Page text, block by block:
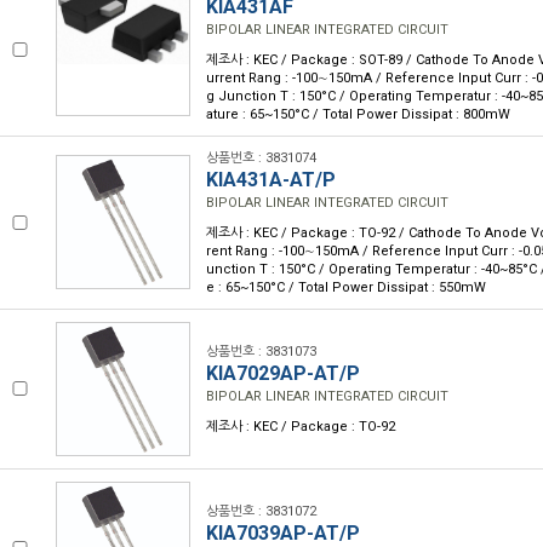
KIA431AF
BIPOLAR LINEAR INTEGRATED CIRCUIT
제조사 : KEC / Package : SOT-89 / Cathode To Anode
urrent Rang : -100∼150mA / Reference Input Curr : -
g Junction T : 150°C / Operating Temperatur : -
ature : 65~150°C / Total Power Dissipat : 800mW
상품번호 : 3831074
KIA431A-AT/P
BIPOLAR LINEAR INTEGRATED CIRCUIT
제조사 : KEC / Package : TO-92 / Cathode To Anode
rent Rang : -100∼150mA / Reference Input Curr : -
unction T : 150°C / Operating Temperatur : -
e : 65~150°C / Total Power Dissipat : 550mW
상품번호 : 3831073
KIA7029AP-AT/P
BIPOLAR LINEAR INTEGRATED CIRCUIT
제조사 : KEC / Package : TO-92
상품번호 : 3831072
KIA7039AP-AT/P